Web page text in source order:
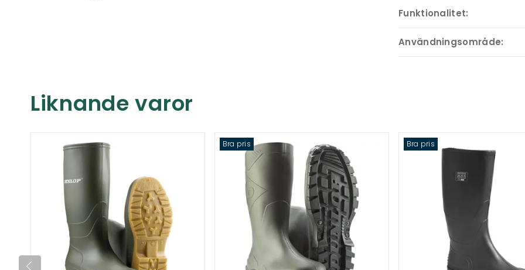
Funktionalitet:
Användningsområde:
Liknande varor
Bra pris Bra pris